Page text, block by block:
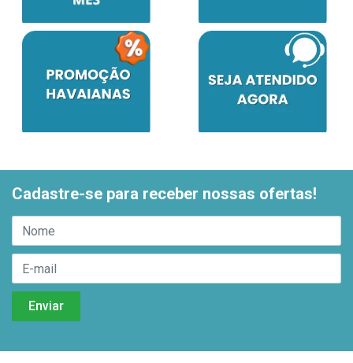
Cadastre-se para receber nossas ofertas!